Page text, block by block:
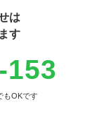
は
す
153
もOKです